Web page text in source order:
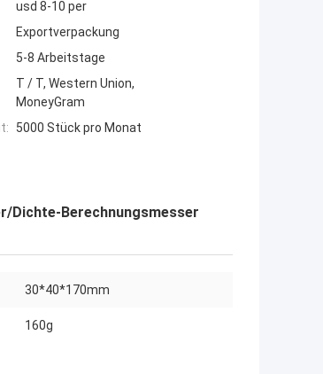
usd 8-10 per
Exportverpackung
5-8 Arbeitstage
T / T, Western Union,
MoneyGram
5000 Stück pro Monat
Dichte-Berechnungsmesser
30*40*170mm
160g